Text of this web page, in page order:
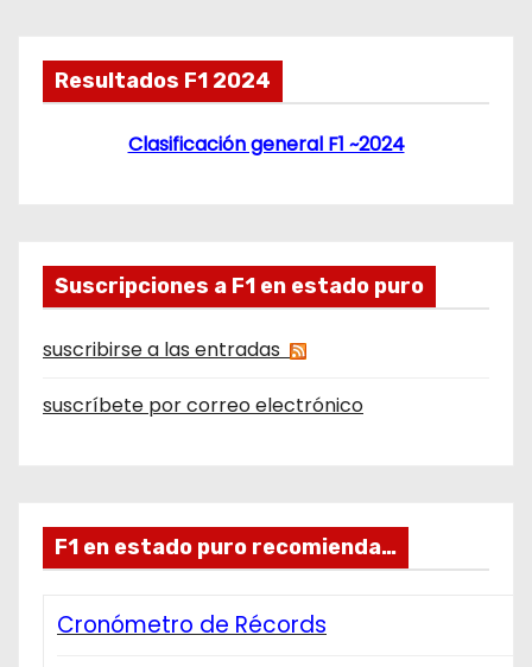
Resultados F1 2024
Clasificación general F1 ~2024
Suscripciones a F1 en estado puro
suscribirse a las entradas
suscríbete por correo electrónico
F1 en estado puro recomienda…
Cronómetro de Récords